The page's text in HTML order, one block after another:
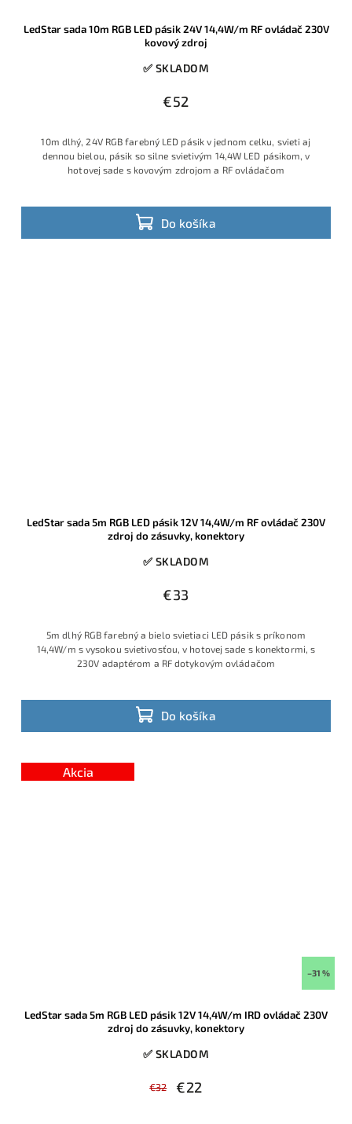
LedStar sada 10m RGB LED pásik 24V 14,4W/m RF ovládač 230V
kovový zdroj
✅ SKLADOM
€52
Do košíka
10m dlhý, 24V RGB farebný LED pásik v jednom celku, svieti aj
dennou bielou, pásik so silne svietivým 14,4W LED pásikom, v
hotovej sade s kovovým zdrojom a RF ovládačom
LedStar sada 5m RGB LED pásik 12V 14,4W/m RF ovládač 230V
zdroj do zásuvky, konektory
✅ SKLADOM
€33
Do košíka
5m dlhý RGB farebný a bielo svietiaci LED pásik s príkonom
14,4W/m s vysokou svietivosťou, v hotovej sade s konektormi, s
230V adaptérom a RF dotykovým ovládačom
Akcia
–31 %
LedStar sada 5m RGB LED pásik 12V 14,4W/m IRD ovládač 230V
zdroj do zásuvky, konektory
✅ SKLADOM
€32 €22